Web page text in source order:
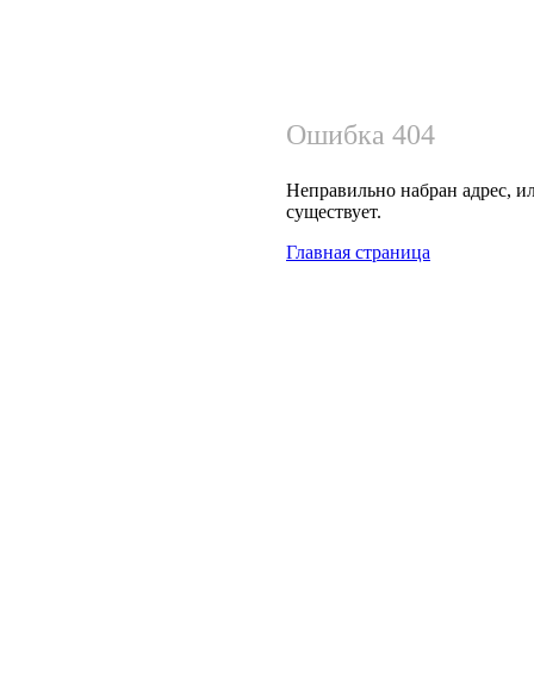
Ошибка 404
Неправильно набран адрес,
существует.
Главная страница